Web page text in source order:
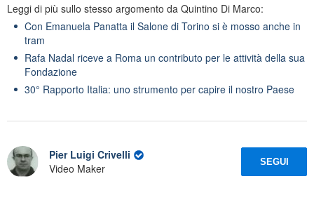
Leggi di più sullo stesso argomento da Quintino Di Marco:
Con Emanuela Panatta il Salone di Torino si è mosso anche in
tram
Rafa Nadal riceve a Roma un contributo per le attività della sua
Fondazione
30° Rapporto Italia: uno strumento per capire il nostro Paese
Pier Luigi Crivelli
Video Maker
SEGUI